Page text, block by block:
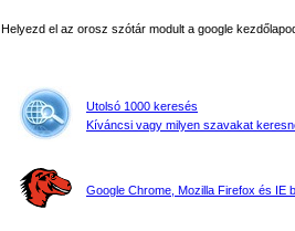
Helyezd el az orosz szótár modult a google
Utolsó 1000 keresés
Kíváncsi vagy milyen szavakat
Google Chrome, Mozilla Firefox és IE